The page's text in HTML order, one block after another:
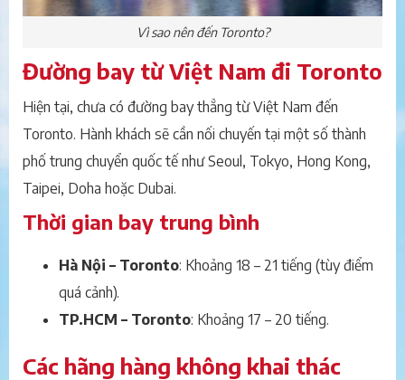
Vì sao nên đến Toronto?
Đường bay từ Việt Nam đi Toronto
Hiện tại, chưa có đường bay thẳng từ Việt Nam đến
Toronto. Hành khách sẽ cần nối chuyến tại một số thành
phố trung chuyển quốc tế như Seoul, Tokyo, Hong Kong,
Taipei, Doha hoặc Dubai.
Thời gian bay trung bình
Hà Nội – Toronto: Khoảng 18 – 21 tiếng (tùy điểm
quá cảnh).
TP.HCM – Toronto: Khoảng 17 – 20 tiếng.
Các hãng hàng không khai thác